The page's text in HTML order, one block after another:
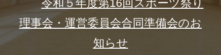
令和５年度第16回スポーツ祭り
理事会・ 運営委員会合同準備会のお
知らせ